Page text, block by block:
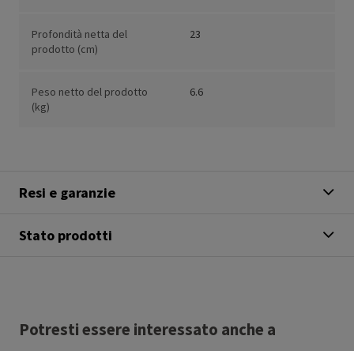
Profondità netta del
prodotto (cm)
23
Peso netto del prodotto
(kg)
6.6
Resi e garanzie
Stato prodotti
Potresti essere interessato anche a